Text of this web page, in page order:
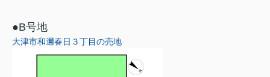
●B号地
大津市和邇春日３丁目の売地